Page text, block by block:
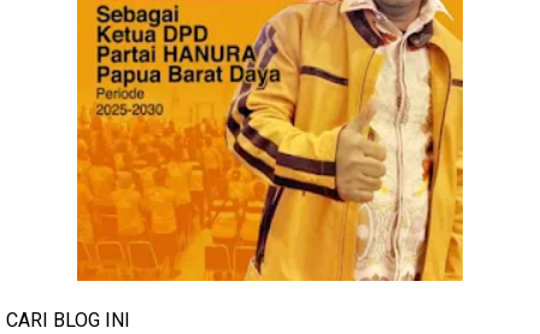
CARI BLOG INI